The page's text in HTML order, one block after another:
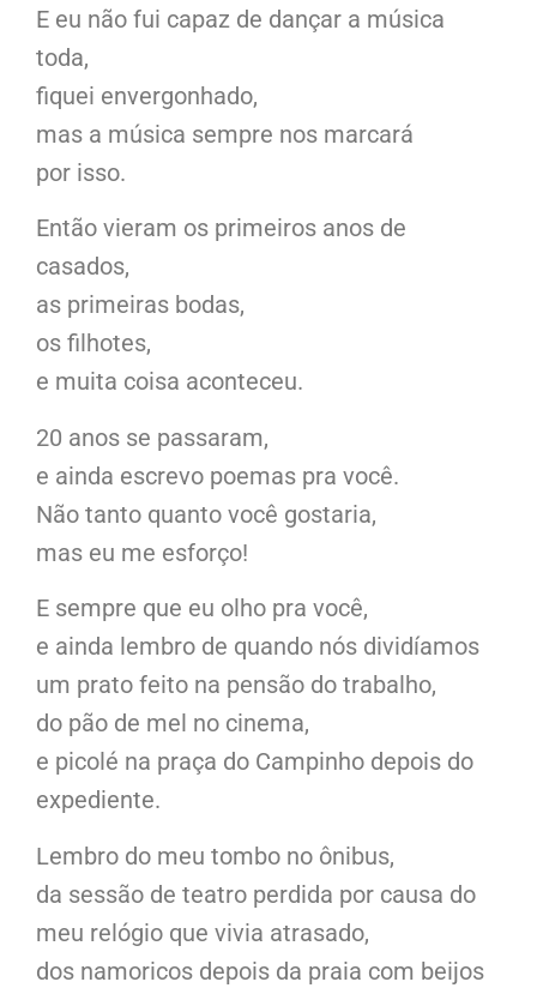
E eu não fui capaz de dançar a música
toda,
fiquei envergonhado,
mas a música sempre nos marcará
por isso.
Então vieram os primeiros anos de
casados,
as primeiras bodas,
os filhotes,
e muita coisa aconteceu.
20 anos se passaram,
e ainda escrevo poemas pra você.
Não tanto quanto você gostaria,
mas eu me esforço!
E sempre que eu olho pra você,
e ainda lembro de quando nós dividíamos
um prato feito na pensão do trabalho,
do pão de mel no cinema,
e picolé na praça do Campinho depois do
expediente.
Lembro do meu tombo no ônibus,
da sessão de teatro perdida por causa do
meu relógio que vivia atrasado,
dos namoricos depois da praia com beijos